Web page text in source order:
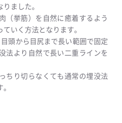
ました。
（挙筋）を自然に癒着するよう
いく方法となります。
頭から目尻まで長い範囲で固定
法より自然で長い二重ラインを
ちり切らなくても通常の埋没法